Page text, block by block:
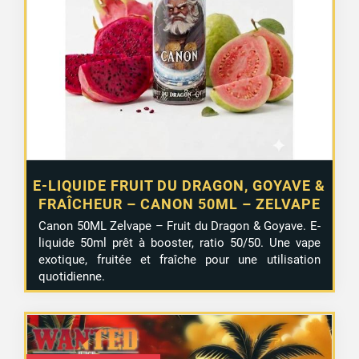
E-LIQUIDE FRUIT DU DRAGON, GOYAVE &
FRAÎCHEUR – CANON 50ML – ZELVAPE
Canon 50ML Zelvape – Fruit du Dragon & Goyave. E-
liquide 50ml prêt à booster, ratio 50/50. Une vape
exotique, fruitée et fraîche pour une utilisation
quotidienne.